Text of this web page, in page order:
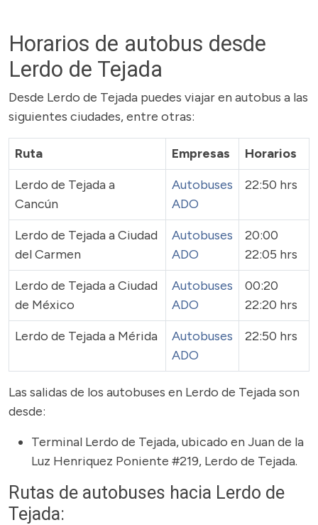
Horarios de autobus desde
Lerdo de Tejada
Desde Lerdo de Tejada puedes viajar en autobus a las
siguientes ciudades, entre otras:
Ruta Empresas
Horarios
Lerdo de Tejada a
Cancún
Autobuses
ADO
22:50 hrs
Lerdo de Tejada a Ciudad
del Carmen
Autobuses
ADO
20:00
22:05 hrs
Lerdo de Tejada a Ciudad
de México
Autobuses
ADO
00:20
22:20 hrs
Lerdo de Tejada a Mérida
Autobuses
ADO
22:50 hrs
Las salidas de los autobuses en Lerdo de Tejada son
desde:
Terminal Lerdo de Tejada, ubicado en Juan de la
Luz Henriquez Poniente #219, Lerdo de Tejada.
Rutas de autobuses hacia Lerdo de
Tejada: